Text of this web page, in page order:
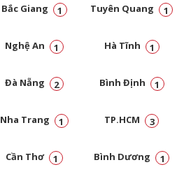
Bắc Giang 1 Tuyên Quang 1
Nghệ An 1 Hà Tĩnh 1
Đà Nẵng 2 Bình Định 1
Nha Trang 1 TP.HCM 3
Cần Thơ 1 Bình Dương 1